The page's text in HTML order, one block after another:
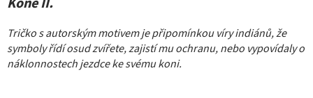
Tričko sautorským motivem je připomínkou víry indiánů, že
symboly řídí osud zvířete, zajistí mu ochranu, nebo vypovídaly o
náklonnostech jezdce ke svému koni.